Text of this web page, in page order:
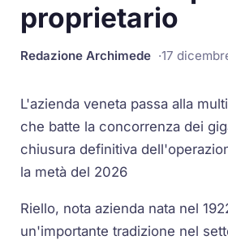
proprietario
Redazione Archimede 17
L'azienda veneta passa alla
che batte la concorrenza dei
chiusura definitiva
la metà del 2026
Riello, nota azienda nata nel
un'importante tradizione nel